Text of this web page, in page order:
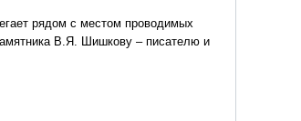
рядом с местом проводимых
В.Я. Шишкову – писателю и